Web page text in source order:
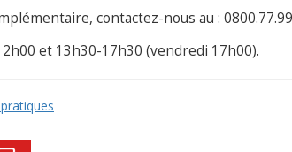
contactez-nous au :
et 13h30-17h30 (vendredi 17h00).